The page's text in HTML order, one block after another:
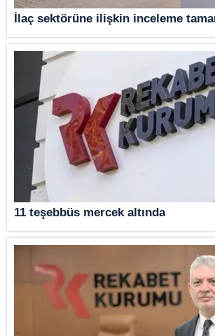
İlaç sektörüne ilişkin inceleme
11 teşebbüs mercek altında